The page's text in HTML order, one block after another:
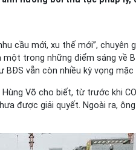
cầu mới, xu thế mới”,
trong những điểm sáng
vẫn còn nhiều kỳ vọng
Võ cho biết, từ trước khi
được giải quyết. Ngoài ra,